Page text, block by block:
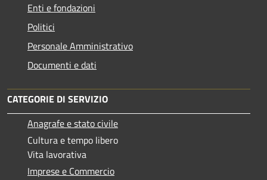
Enti e fondazioni
Politici
Personale Amministrativo
Documenti e dati
CATEGORIE DI SERVIZIO
Anagrafe e stato civile
Cultura e tempo libero
Vita lavorativa
Imprese e Commercio